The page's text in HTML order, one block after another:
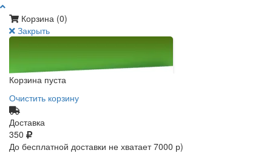
Корзина (0)
Закрыть
Корзина пуста
Очистить корзину
Доставка
350
До бесплатной доставки не хватает 7000 р)